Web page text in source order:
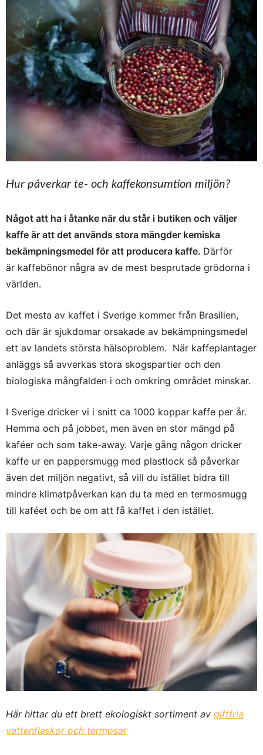
Hur påverkar te- och kaffekonsumtion miljön?
Något att ha i åtanke när du står i butiken och väljer
kaffe är att det används stora mängder kemiska
bekämpningsmedel för att producera kaffe. Därför
är kaffebönor några av de mest besprutade grödorna i
världen.
Det mesta av kaffet i Sverige kommer från Brasilien,
och där är sjukdomar orsakade av bekämpningsmedel
ett av landets största hälsoproblem. När kaffeplantager
anläggs så avverkas stora skogspartier och den
biologiska mångfalden i och omkring området minskar.
I Sverige dricker vi i snitt ca 1000 koppar kaffe per år.
Hemma och på jobbet, men även en stor mängd på
kaféer och som take-away. Varje gång någon dricker
kaffe ur en pappersmugg med plastlock så påverkar
även det miljön negativt, så vill du istället bidra till
mindre klimatpåverkan kan du ta med en termosmugg
till kaféet och be om att få kaffet i den istället.
Här hittar du ett brett ekologiskt sortiment av giftfria
vattenflaskor och termosar